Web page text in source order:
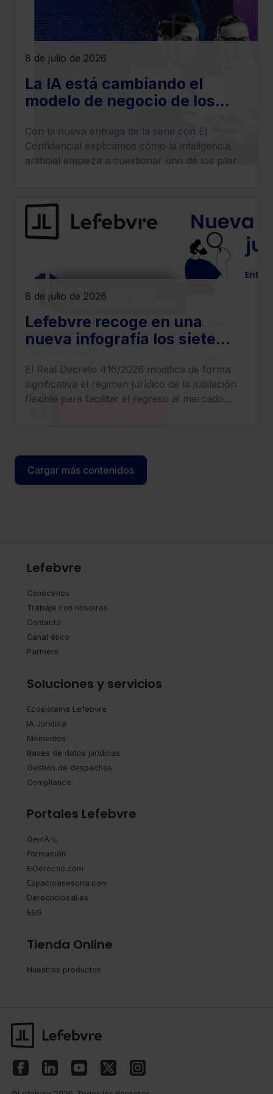
8 de julio de 2026
La IA está cambiando el
modelo de negocio de los
era del ‘superabogado’
Con la nueva entrega de la serie con El
Confidencial explicamos cómo la inteligencia
artificial empieza a cuestionar uno de los pilares
8 de julio de 2026
Lefebvre recoge en una
nueva infografía los siete
introduce el Real Decreto
416/2026
El Real Decreto 416/2026 modifica de forma
significativa el régimen jurídico de la jubilación
flexible para facilitar el regreso al mercado
determinados complementos.
Cargar más contenidos
Lefebvre
Conócenos
Trabaja con nosotros
Contacto
Canal ético
Partners
Soluciones y servicios
Ecosistema Lefebvre
IA Jurídica
Mementos
Bases de datos jurídicas
Gestión de despachos
Compliance
Portales Lefebvre
GenIA-L
Formación
ElDerecho.com
Espacioasesoria.com
Derecholocal.es
ESG
Tienda Online
Nuestros productos